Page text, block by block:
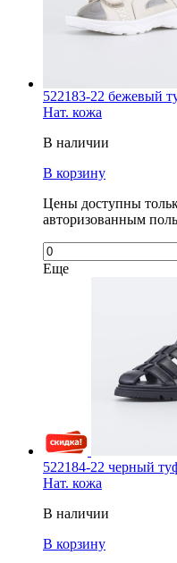
522183-22 бежевый
Нат. кожа
В наличии
В корзину
Цены доступны
авторизованным
Еще
522184-22 черный
Нат. кожа
В наличии
В корзину